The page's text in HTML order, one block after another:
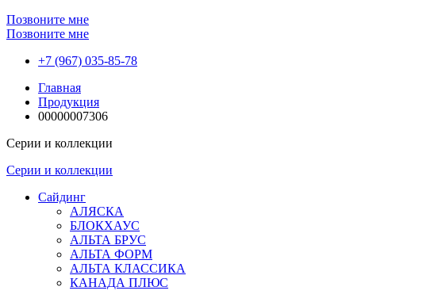
Позвоните мне
Позвоните мне
+7 (967) 035-85-78
Главная
Продукция
00000007306
Серии и коллекции
Серии и коллекции
Сайдинг
АЛЯСКА
БЛОКХАУС
АЛЬТА БРУС
АЛЬТА ФОРМ
АЛЬТА КЛАССИКА
КАНАДА ПЛЮС